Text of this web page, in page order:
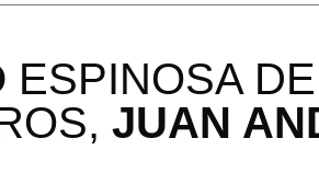
ESPINOSA
JUAN